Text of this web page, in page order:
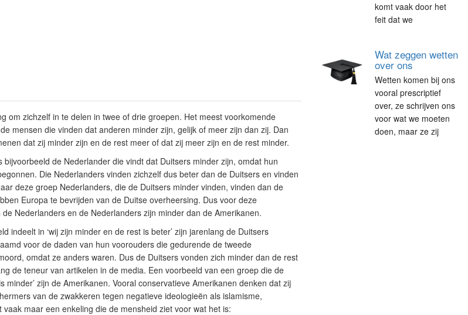
om zichzelf in te delen in twee of drie groepen. Het meest voorkomende
mensen die vinden dat anderen minder zijn, gelijk of meer zijn dan zij. Dan
dat zij minder zijn en de rest meer of dat zij meer zijn en de rest minder.
de Nederlander die vindt dat Duitsers minder zijn, omdat hun
Die Nederlanders vinden zichzelf dus beter dan de Duitsers en vinden
deze groep Nederlanders, die de Duitsers minder vinden, vinden dan de
Europa te bevrijden van de Duitse overheersing. Dus voor deze
Nederlanders en de Nederlanders zijn minder dan de Amerikanen.
indeelt in ‘wij zijn minder en de rest is beter’ zijn jarenlang de Duitsers
voor de daden van hun voorouders die gedurende de tweede
omdat ze anders waren. Dus de Duitsers vonden zich minder dan de rest
de teneur van artikelen in de media. Een voorbeeld van een groep die de
minder’ zijn de Amerikanen. Vooral conservatieve Amerikanen denken dat zij
van de zwakkeren tegen negatieve ideologieën als islamisme,
maar een enkeling die de mensheid ziet voor wat het is:
komt vaak door het
feit dat we
Wat zeggen wetten
over ons
Wetten komen bij ons
vooral prescriptief
over, ze schrijven ons
voor wat we moeten
doen, maar ze zij